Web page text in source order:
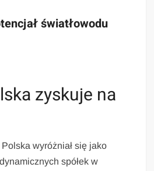
światłowodu
zyskuje na
wyróżniał się jako
spółek w